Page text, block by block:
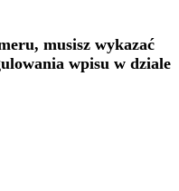
musisz wykazać
wpisu w dziale